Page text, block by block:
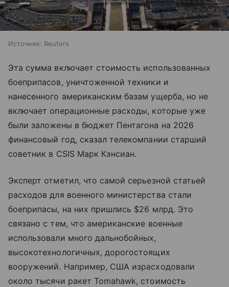
Источник: Reuters
Эта сумма включает стоимость использованных
боеприпасов, уничтоженной техники и
нанесенного американским базам ущерба, но не
включает операционные расходы, которые уже
были заложены в бюджет Пентагона на 2026
финансовый год, сказал телекомпании старший
советник в CSIS Марк Кэнсиан.
Эксперт отметил, что самой серьезной статьей
расходов для военного министерства стали
боеприпасы, на них пришлись $26 млрд. Это
связано с тем, что американские военные
использовали много дальнобойных,
высокотехнологичных, дорогостоящих
вооружений. Например, США израсходовали
около тысячи ракет Tomahawk, стоимость